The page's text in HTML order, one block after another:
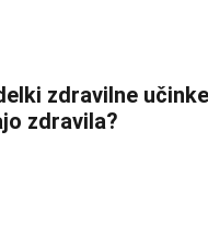
zdravilne
zdravila?